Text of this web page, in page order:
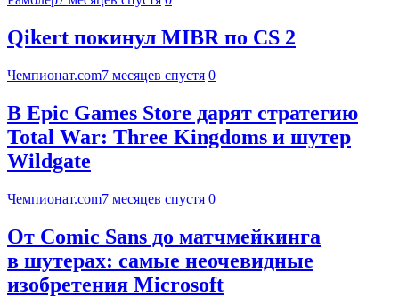
Qikert покинул MIBR по CS 2
Чемпионат.com7 месяцев спустя 0
В Epic Games Store дарят стратегию
Total War: Three Kingdoms и шутер
Wildgate
Чемпионат.com7 месяцев спустя 0
От Comic Sans до матчмейкинга
в шутерах: самые неочевидные
изобретения Microsoft